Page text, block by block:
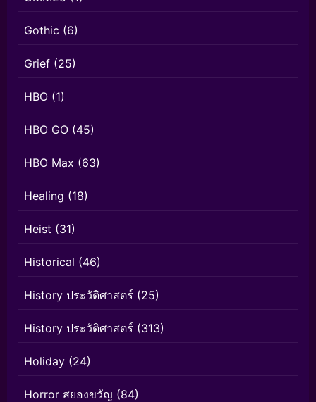
Gothic (6)
Grief (25)
HBO (1)
HBO GO (45)
HBO Max (63)
Healing (18)
Heist (31)
Historical (46)
History ประวัติศาสตร์ (25)
History ประวัติศาสตร์ (313)
Holiday (24)
Horror สยองขวัญ (84)